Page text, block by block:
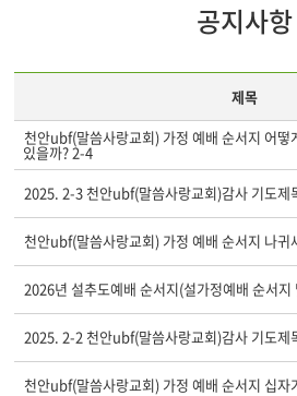
공지사항
제목
천안ubf(말씀사랑교회) 가정 예배 순서지 어떻
있을까? 2-4
2025. 2-3 천안ubf(말씀사랑교회)감사 기도제
천안ubf(말씀사랑교회) 가정 예배 순서지 나귀
2026년 설추도예배 순서지(설가정예배 순서지
2025. 2-2 천안ubf(말씀사랑교회)감사 기도제
천안ubf(말씀사랑교회) 가정 예배 순서지 십